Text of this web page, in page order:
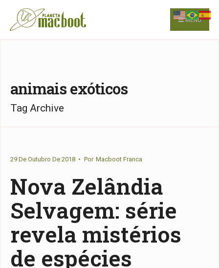
Skip
to
MENU
animais exóticos
Tag Archive
29 De Outubro De 2018 • Por Macboot Franca
Nova Zelândia
Selvagem: série
revela mistérios
de espécies